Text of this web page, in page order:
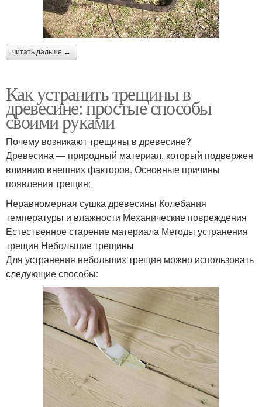
читать дальше →
Как устранить трещины в
древесине: простые способы
своими руками
Почему возникают трещины в древесине?
Древесина — природный материал, который подвержен
влиянию внешних факторов. Основные причины
появления трещин:
Неравномерная сушка древесины Колебания
температуры и влажности Механические повреждения
Естественное старение материала Методы устранения
трещин Небольшие трещины
Для устранения небольших трещин можно использовать
следующие способы: